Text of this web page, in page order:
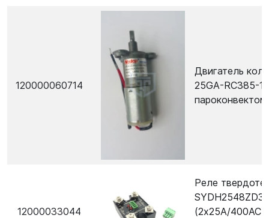
120000060714
Двигатель
25GA-RC385-
12000033044
Реле
(2х25A/400AC)